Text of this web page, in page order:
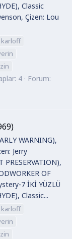
Classic
Çizen: Lou
4
Forum:
WARNING),
Jerry
OF
7 İKİ YÜZLÜ
Classic...